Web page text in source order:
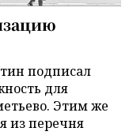
подписал
для
Этим же
из перечня